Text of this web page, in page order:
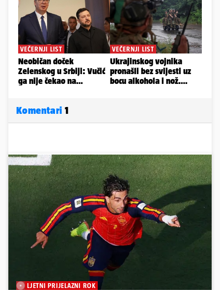
Komentari 1
LJETNI PRIJELAZNI ROK